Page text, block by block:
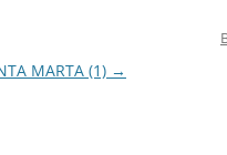
MARTA (1) →